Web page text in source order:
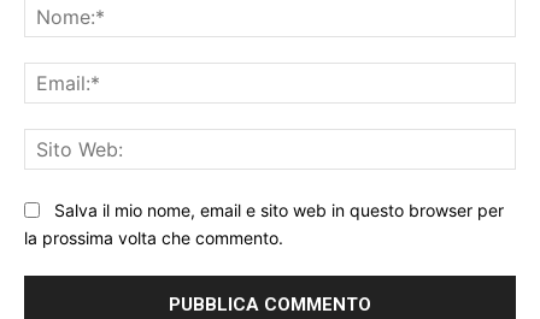
Salva il mio nome, email e sito web in questo browser per
la prossima volta che commento.